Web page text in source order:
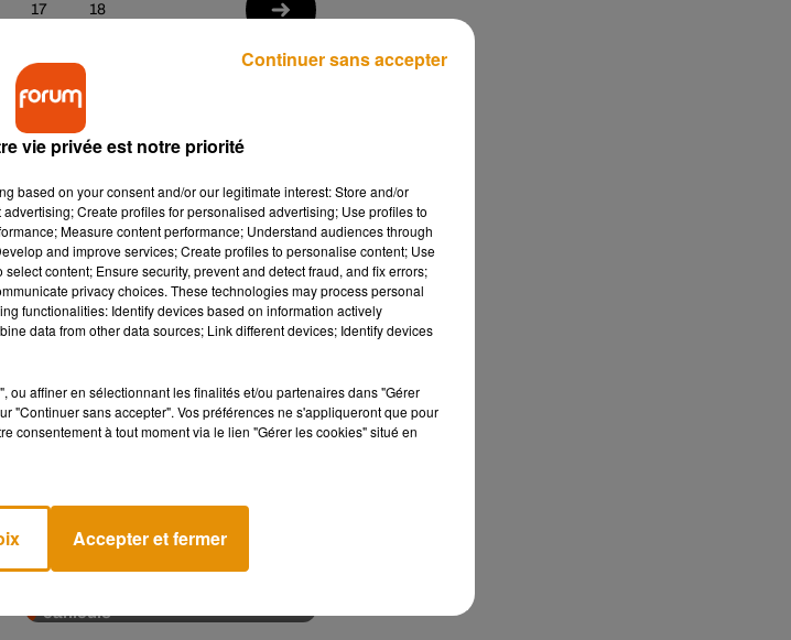
17 18
Nos idées sorties pour le week-
Le concert d'Orelsan à
canicule
vie privée est notre priorité
based on your consent and/or our legitimate interest: Store and/or
Create profiles for personalised advertising; Use profiles to
Measure content performance; Understand audiences through
and improve services; Create profiles to personalise content; Use
content; Ensure security, prevent and detect fraud, and fix errors;
privacy choices. These technologies may process personal
functionalities: Identify devices based on information actively
data from other data sources; Link different devices; Identify devices
ou affiner en sélectionnant les finalités et/ou partenaires dans "Gérer
"Continuer sans accepter". Vos préférences ne s'appliqueront que pour
consentement à tout moment via le lien "Gérer les cookies" situé en
Accepter et fermer
Continuer sans accepter